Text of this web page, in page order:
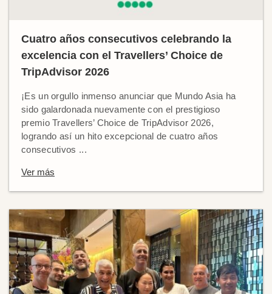
Cuatro años consecutivos celebrando la
excelencia con el Travellers’ Choice de
TripAdvisor 2026
¡Es un orgullo inmenso anunciar que Mundo Asia ha
sido galardonada nuevamente con el prestigioso
premio Travellers’ Choice de TripAdvisor 2026,
logrando así un hito excepcional de cuatro años
consecutivos ...
Ver más